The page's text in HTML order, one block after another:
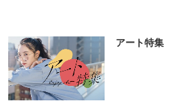
アート特集